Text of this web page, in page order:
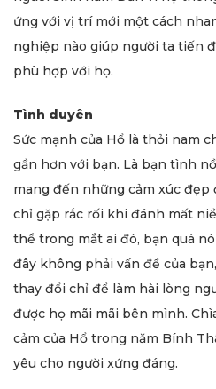
ứng với vị trí mới một cách
nghiệp nào giúp người ta tiến
phù hợp với họ.
Tình duyên
Sức mạnh của Hổ là thỏi nam
gần hơn với bạn. Là bạn tình
mang đến những cảm xúc đẹp
chỉ gặp rắc rối khi đánh mất
thể trong mắt ai đó, bạn quá
đây không phải vấn đề của
thay đổi chỉ để làm hài lòng
được họ mãi mãi bên mình.
cảm của Hổ trong năm Bính
yêu cho người xứng đáng.